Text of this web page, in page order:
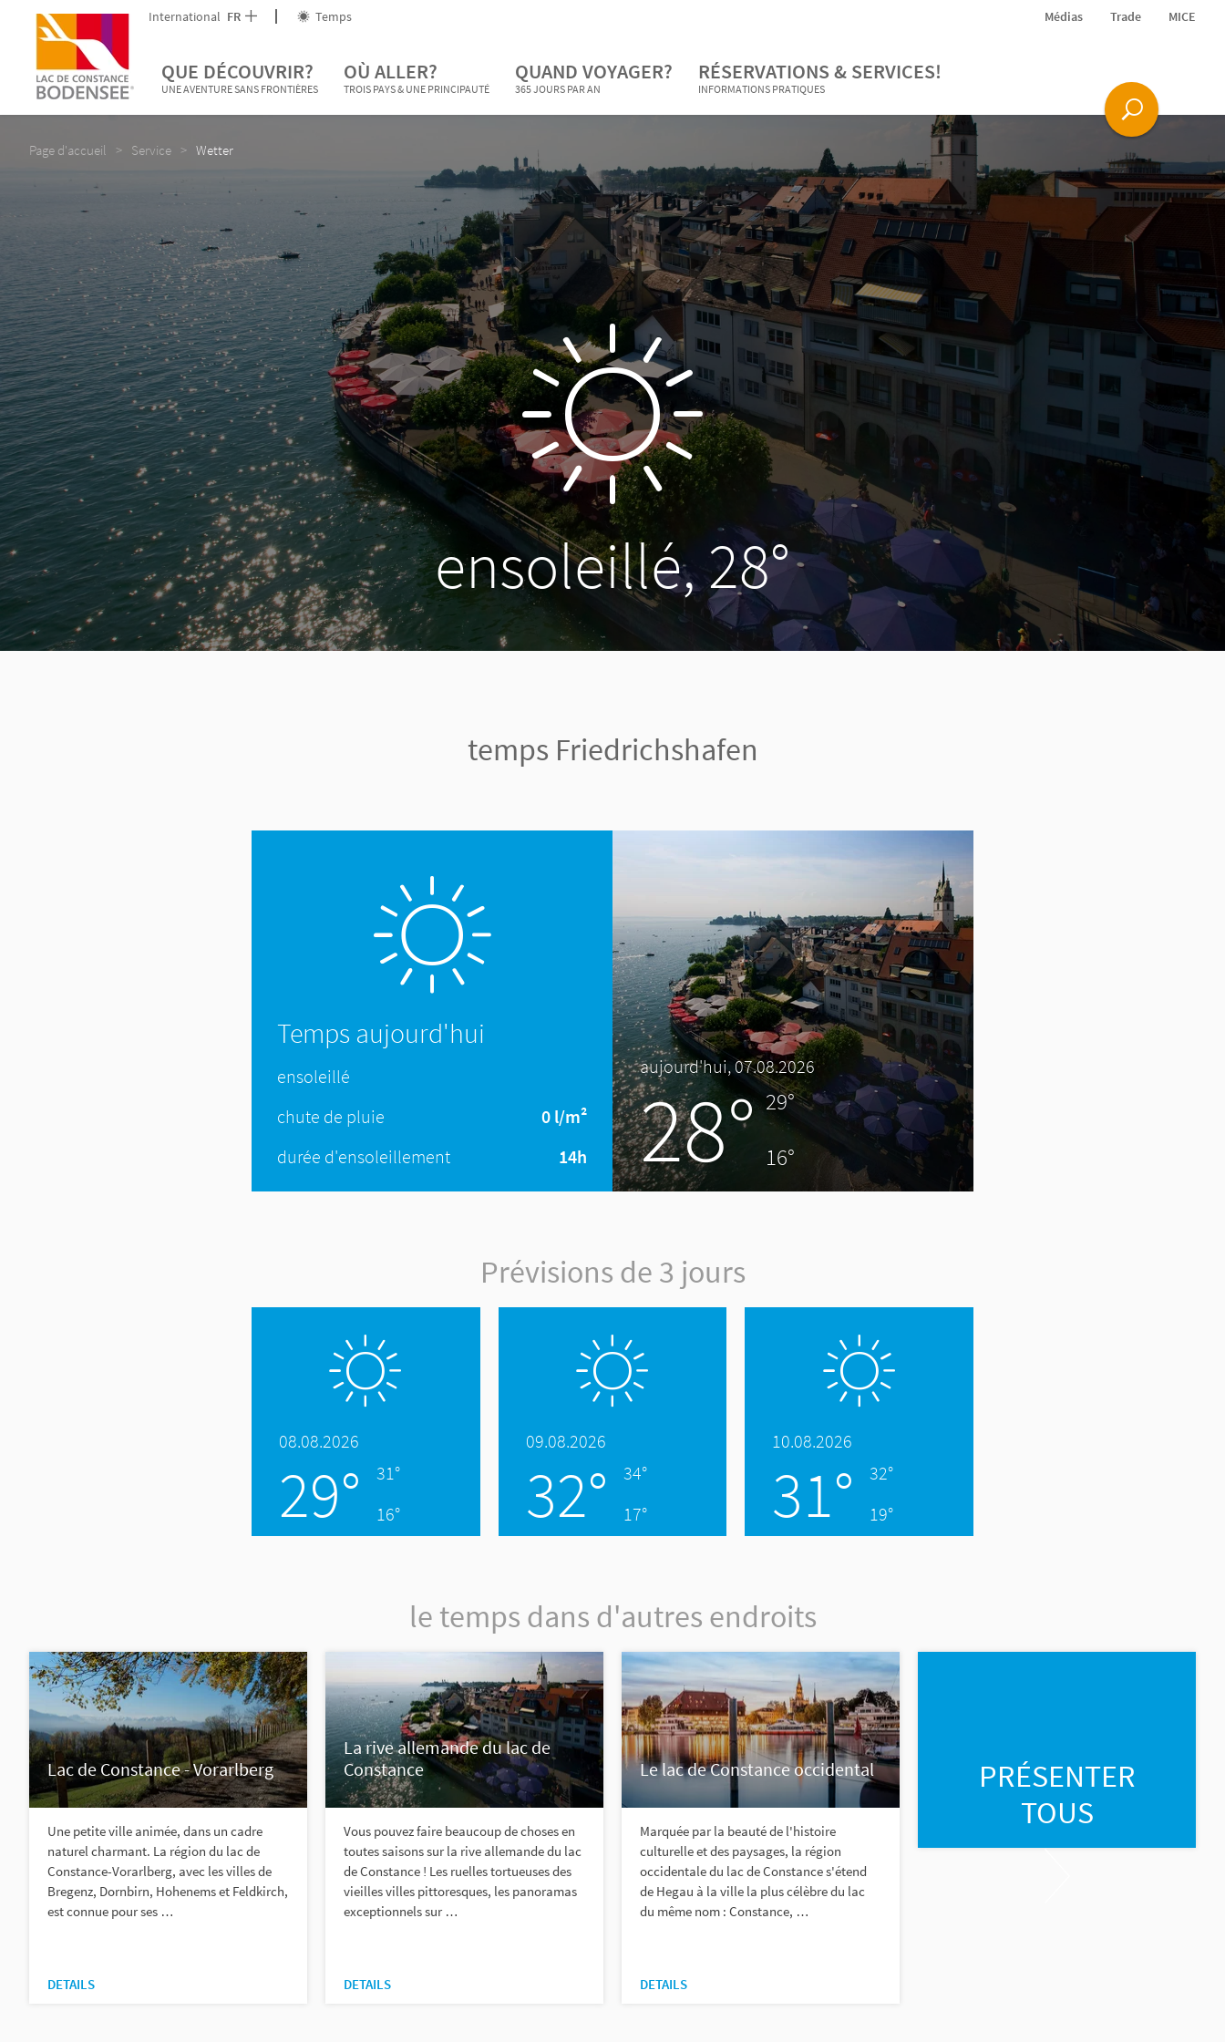
International FR Temps Médias Trade MICE
QUE DÉCOUVRIR?
UNE AVENTURE SANS FRONTIÈRES
OÙ ALLER?
TROIS PAYS & UNE PRINCIPAUTÉ
QUAND VOYAGER?
365 JOURS PAR AN
RÉSERVATIONS & SERVICES!
INFORMATIONS PRATIQUES
Page d'accueil Service Wetter
ensoleillé, 28°
temps Friedrichshafen
Temps aujourd'hui
ensoleillé
chute de pluie
0 l/m²
durée d'ensoleillement
14h
aujourd'hui, 07.08.2026
28° 29°
16°
Prévisions de 3 jours
08.08.2026
29°
31°
16°
09.08.2026
32°
34°
17°
10.08.2026
31°
32°
19°
le temps dans d'autres endroits
Lac de Constance - Vorarlberg
Une petite ville animée, dans un cadre
naturel charmant. La région du lac de
Constance-Vorarlberg, avec les villes de
Bregenz, Dornbirn, Hohenems et Feldkirch,
est connue pour ses …
DETAILS
La rive allemande du lac de
Constance
Vous pouvez faire beaucoup de choses en
toutes saisons sur la rive allemande du lac
de Constance ! Les ruelles tortueuses des
vieilles villes pittoresques, les panoramas
exceptionnels sur …
DETAILS
Le lac de Constance occidental
Marquée par la beauté de l'histoire
culturelle et des paysages, la région
occidentale du lac de Constance s'étend
de Hegau à la ville la plus célèbre du lac
du même nom : Constance, …
DETAILS
PRÉSENTER
TOUS